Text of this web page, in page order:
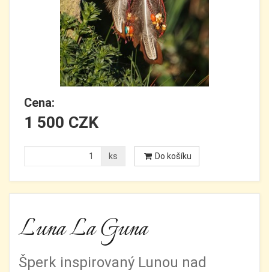
Cena:
1 500 CZK
ks Do košíku
Luna La Guna
Šperk inspirovaný Lunou nad